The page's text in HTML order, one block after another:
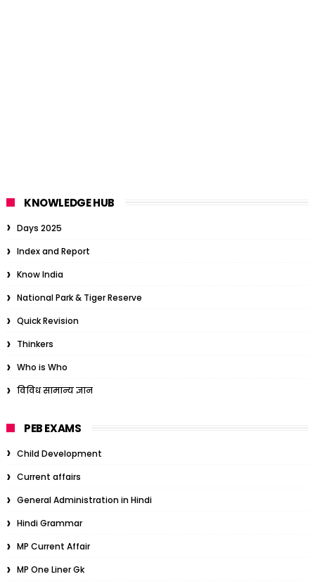
KNOWLEDGE HUB
Days 2025
Index and Report
Know India
National Park & Tiger Reserve
Quick Revision
Thinkers
Who is Who
विविध सामान्य ज्ञान
PEB EXAMS
Child Development
Current affairs
General Administration in Hindi
Hindi Grammar
MP Current Affair
MP One Liner Gk